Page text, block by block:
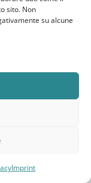
sito. Non
su alcune
Imprint